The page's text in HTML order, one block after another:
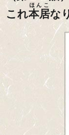
これ本居
ほんこ
な